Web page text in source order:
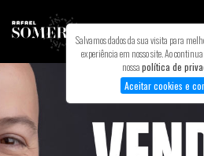
Salvamos dados da sua visita para
experiência em nosso site. Ao
nossapolítica de
Aceitar cookies e
INÍCIO
MINHA HISTÓRIA
TREINAMENTOS